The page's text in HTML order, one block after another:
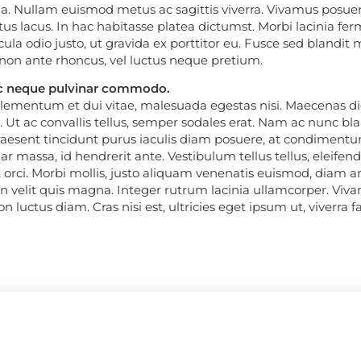
Nullam euismod metus ac sagittis viverra. Vivamus
lacus. In hac habitasse platea dictumst. Morbi lacinia
odio justo, ut gravida ex porttitor eu. Fusce sed blandit
ante rhoncus, vel luctus neque pretium.
neque pulvinar commodo.
et dui vitae, malesuada egestas nisi. Maecenas
ac convallis tellus, semper sodales erat. Nam ac nunc
tincidunt purus iaculis diam posuere, at
massa, id hendrerit ante. Vestibulum tellus tellus,
Morbi mollis, justo aliquam venenatis euismod, diam
velit quis magna. Integer rutrum lacinia ullamcorper.
luctus diam. Cras nisi est, ultricies eget ipsum ut, viverra